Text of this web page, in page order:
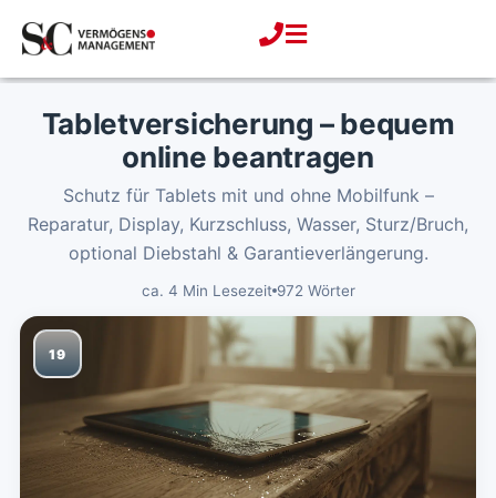
Inhalt
Tabletversicherung – bequem
online beantragen
Schutz für Tablets mit und ohne Mobilfunk –
Reparatur, Display, Kurzschluss, Wasser, Sturz/Bruch,
optional Diebstahl & Garantieverlängerung.
ca. 4 Min Lesezeit 972 Wörter
19